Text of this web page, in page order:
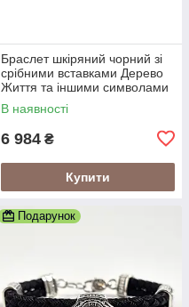
Браслет шкіряний чорний зі
срібними вставками Дерево
Життя та іншими символами
В наявності
6 984 ₴
Купити
Подарунок